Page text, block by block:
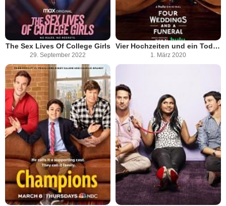
The Sex Lives Of College Girls
29. September 2022
Vier Hochzeiten und ein Todesfall
1. März 2020